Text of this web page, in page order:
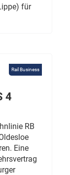
für
Rail Business
4
RB
Eine